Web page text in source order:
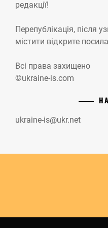
редакції!
Перепублікація, після
містити відкрите
Всі права захищено
©ukraine-is.com
ukraine-is@ukr.net